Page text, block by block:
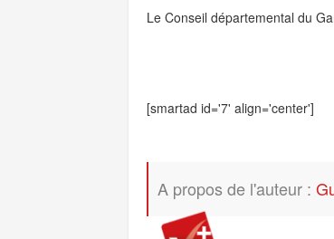
Le Conseil départemental du
[smartad id='7' align='center']
A propos de l'auteur :